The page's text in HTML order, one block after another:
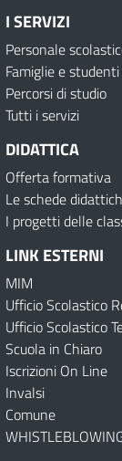
I SERVIZI
Personale
Famiglie e studenti
Percorsi di studio
Tutti i servizi
DIDATTICA
Offerta formativa
Le schede
I progetti delle
LINK ESTERNI
MIM
Ufficio Scolastico
Ufficio Scolastico
Scuola in Chiaro
Iscrizioni On Line
Invalsi
Comune